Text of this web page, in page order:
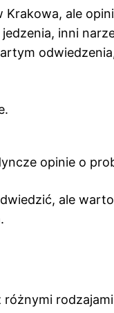
ale
inni
opinie o
ale